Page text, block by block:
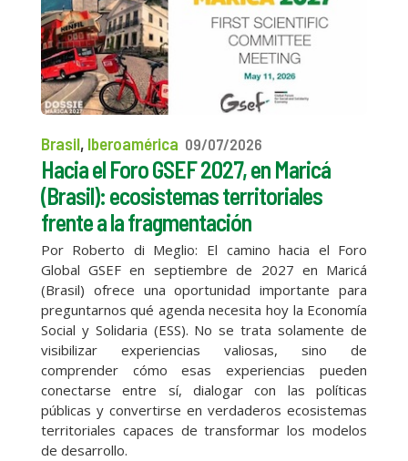
Brasil, Iberoamérica 09/07/2026
Hacia el Foro GSEF 2027, en Maricá
(Brasil): ecosistemas territoriales
frente a la fragmentación
Por Roberto di Meglio: El camino hacia el Foro
Global GSEF en septiembre de 2027 en Maricá
(Brasil) ofrece una oportunidad importante para
preguntarnos qué agenda necesita hoy la Economía
Social y Solidaria (ESS). No se trata solamente de
visibilizar experiencias valiosas, sino de
comprender cómo esas experiencias pueden
conectarse entre sí, dialogar con las políticas
públicas y convertirse en verdaderos ecosistemas
territoriales capaces de transformar los modelos
de desarrollo.